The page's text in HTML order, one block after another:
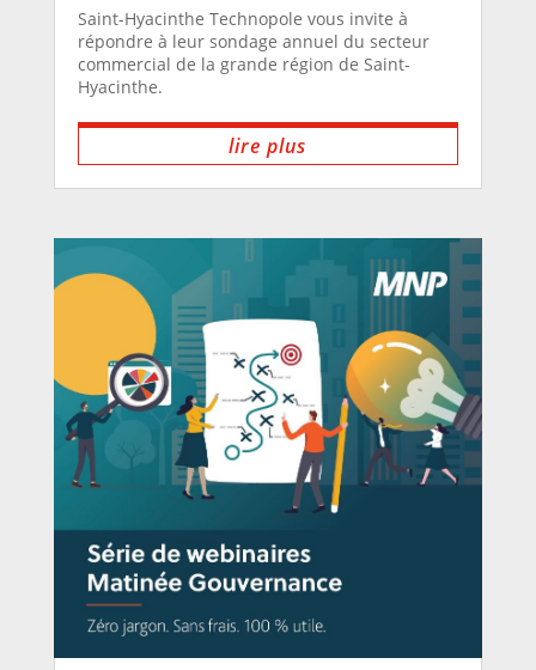
Saint-Hyacinthe Technopole vous invite à
répondre à leur sondage annuel du secteur
commercial de la grande région de Saint-
Hyacinthe.
lire plus